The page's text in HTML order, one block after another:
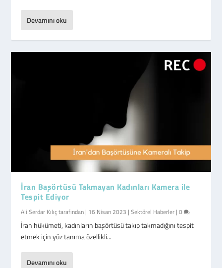
Devamını oku
İran Başörtüsü Takmayan Kadınları Kamera ile
Tespit Ediyor
Ali Serdar Kılıçtarafından | 16 Nisan 2023 |Sektörel Haberler |0
İran hükümeti, kadınların başörtüsü takıp takmadığını tespit
etmek için yüz tanıma özellikli...
Devamını oku